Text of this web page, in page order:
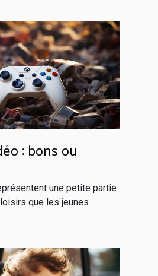
: bons ou
une petite partie
que les jeunes